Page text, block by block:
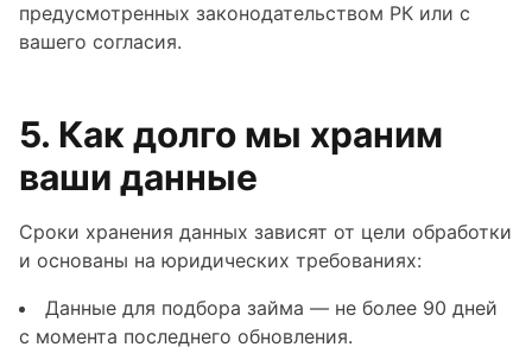
предусмотренных законодательством РК или с
вашего согласия.
5. Как долго мы храним
ваши данные
Сроки хранения данных зависят от цели обработки
и основаны на юридических требованиях:
Данные для подбора займа — не более 90 дней
с момента последнего обновления.